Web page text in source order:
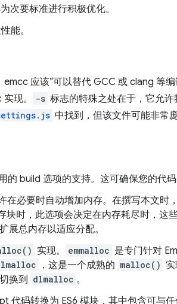
次要标准进行积极优化。
能。
应该“可以替代 GCC 或 clang 等
现。
-s 标志的特殊之处在于，它允许
中找到，但该文件可能非常
的 build 选项的支持。这可确保您的代码
在必要时自动增加内存。在撰写本文时
块时，此选项会决定在内存耗尽时，这
展总内存以适应分配。
实现。 emmalloc 是专门针对
，这是一个成熟的 malloc()
换到 dlmalloc 。
代码转换为 ES6 模块，其中包含可与